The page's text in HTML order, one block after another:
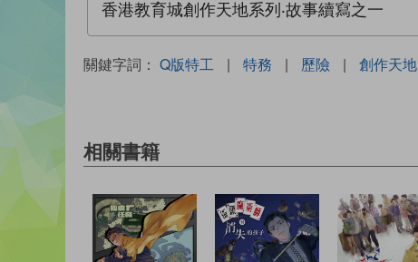
香港教育城創作天地系列‧故事續寫之一
關鍵字詞： Q版特工 | 特務 | 歷險 | 創作天地
相關書籍